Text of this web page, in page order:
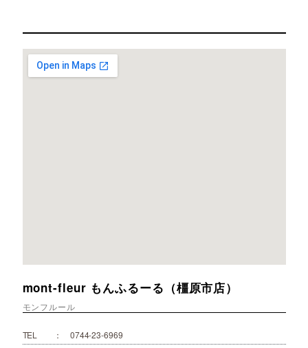
mont-fleur もんふるーる（橿原市店）
モンフルール
TEL ： 0744-23-6969